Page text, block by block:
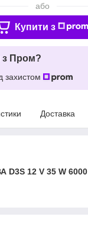
або
Купити з
з Пром?
захистом
Доставка
12 V 35 W 6000